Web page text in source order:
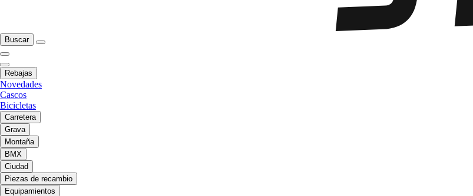
Buscar
Rebajas
Novedades
Cascos
Bicicletas
Carretera
Grava
Montaña
BMX
Ciudad
Piezas de recambio
Equipamientos